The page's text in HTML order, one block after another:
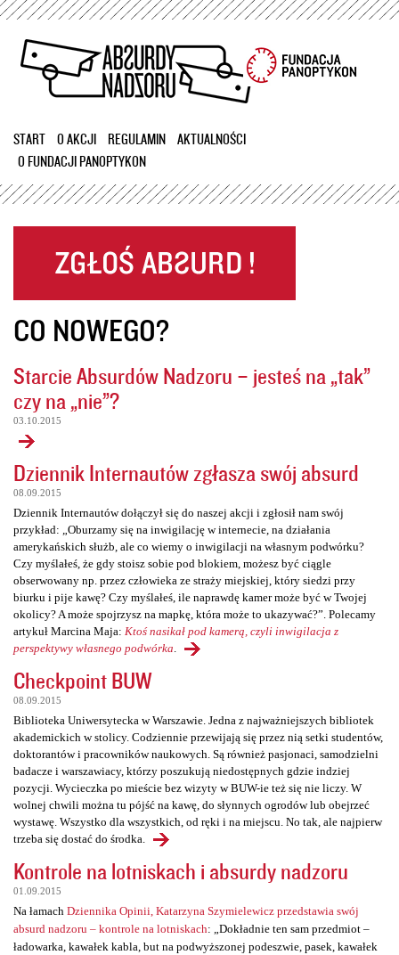
Przejdź
treści
START O AKCJI REGULAMIN
AKTUALNOŚCI
O FUNDACJI PANOPTYKON
CO NOWEGO?
Starcie Absurdów Nadzoru – jesteś na „tak”
czy na „nie”?
03.10.2015
Dziennik Internautów zgłasza swój absurd
08.09.2015
Dziennik Internautów dołączył się do naszej akcji i zgłosił nam swój
przykład: „Oburzamy się na inwigilację w internecie, na działania
amerykańskich służb, ale co wiemy o inwigilacji na własnym podwórku?
Czy myślałeś, że gdy stoisz sobie pod blokiem, możesz być ciągle
obserwowany np. przez człowieka ze straży miejskiej, który siedzi przy
biurku i pije kawę? Czy myślałeś, ile naprawdę kamer może być w Twojej
okolicy? A może spojrzysz na mapkę, która może to ukazywać?”. Polecamy
artykuł Marcina Maja: Ktoś nasikał pod kamerą, czyli inwigilacja z
perspektywy własnego podwórka
Checkpoint BUW
08.09.2015
Biblioteka Uniwersytecka w Warszawie. Jedna z najważniejszych bibliotek
akademickich w stolicy. Codziennie przewijają się przez nią setki studentów,
doktorantów i pracowników naukowych. Są również pasjonaci, samodzielni
badacze i warszawiacy, którzy poszukują niedostępnych gdzie indziej
pozycji. Wycieczka po mieście bez wizyty w BUW-ie też się nie liczy. W
wolnej chwili można tu pójść na kawę, do słynnych ogrodów lub obejrzeć
wystawę. Wszystko dla wszystkich, od ręki i na miejscu. No tak, ale najpierw
trzeba się dostać do środka.
Kontrole na lotniskach i absurdy nadzoru
01.09.2015
Na łamach Dziennika Opinii, Katarzyna Szymielewicz przedstawia swój
absurd nadzoru – kontrole na lotniskach: „Dokładnie ten sam przedmiot –
ładowarka, kawałek kabla, but na podwyższonej podeszwie, pasek, kawałek